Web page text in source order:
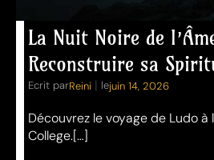
La Nuit Noire de
Reconstruire sa
Ecrit parReini | lejuin 14, 2026
Découvrez le voyage de Ludo à
College.[…]